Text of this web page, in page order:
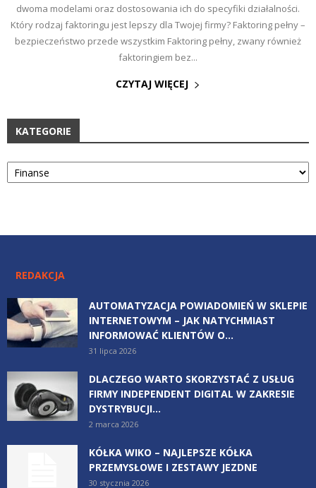
dwoma modelami oraz dostosowania ich do specyfiki działalności.
Który rodzaj faktoringu jest lepszy dla Twojej firmy? Faktoring pełny –
bezpieczeństwo przede wszystkim Faktoring pełny, zwany również
faktoringiem bez...
CZYTAJ WIĘCEJ
KATEGORIE
Kategorie
REDAKCJA
AUTOMATYZACJA POWIADOMIEŃ W SKLEPIE
INTERNETOWYM – JAK NATYCHMIAST
INFORMOWAĆ KLIENTÓW O...
31 lipca 2026
DLACZEGO WARTO SKORZYSTAĆ Z USŁUG
FIRMY INDEPENDENT DIGITAL W ZAKRESIE
DYSTRYBUCJI...
2 marca 2026
KÓŁKA WIKO – NAJLEPSZE KÓŁKA
PRZEMYSŁOWE I ZESTAWY JEZDNE
30 stycznia 2026